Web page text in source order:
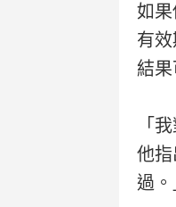
如
有
結
「
他
過。